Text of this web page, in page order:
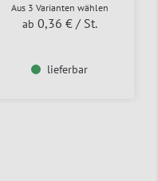
Aus 3 Varianten wählen
ab 0,36 € / St.
lieferbar